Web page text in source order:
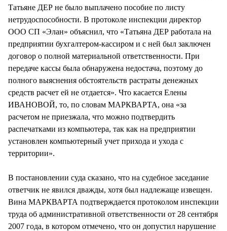
Татьяне ДЕР не было выплачено пособие по листу
нетрудоспособности. В протоколе инспекции директор
ООО СП «Элан» объяснил, что «Татьяна ДЕР работала на
предприятии бухгалтером-кассиром и с ней был заключен
договор о полной материальной ответственности. При
передаче кассы была обнаружена недостача, поэтому до
полного выяснения обстоятельств растраты денежных
средств расчет ей не отдается». Что касается Елены
ИВАНОВОЙ, то, по словам МАРКВАРТА, она «за
расчетом не приезжала, что можно подтвердить
распечатками из компьютера, так как на предприятии
установлен компьютерный учет прихода и ухода с
территории».
В постановлении суда сказано, что на судебное заседание
ответчик не явился дважды, хотя был надлежаще извещен.
Вина МАРКВАРТА подтверждается протоколом инспекции
труда об административной ответственности от 28 сентября
2007 года, в котором отмечено, что он допустил нарушение